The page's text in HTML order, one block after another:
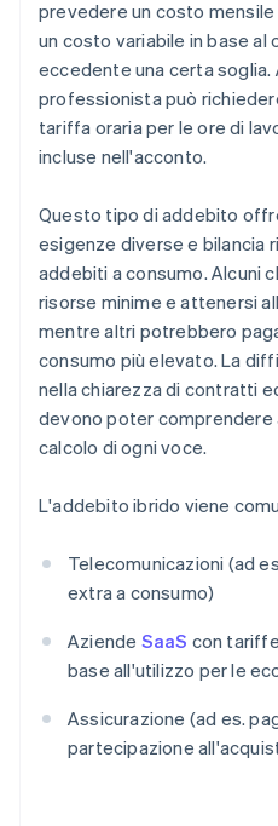
prevedere un costo mensile
un costo variabile in base al
eccedente una certa
professionista può
tariffa oraria per le ore di
incluse nell'acconto.
Questo tipo di addebito
esigenze diverse e bilancia
addebiti a consumo. Alcuni
risorse minime e attenersi
mentre altri potrebbero
consumo più elevato. La
nella chiarezza di contratti
devono poter comprendere
calcolo di ogni voce.
L'addebito ibrido viene
Telecomunicazioni (ad
extra a consumo)
Aziende SaaS con
base all'utilizzo per le
Assicurazione (ad es.
partecipazione